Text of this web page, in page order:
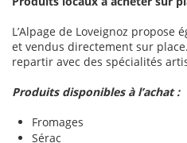
L’Alpage de Loveignoz propose
et vendus directement sur
repartir avec des spécialités
Produits disponibles à l’achat :
Fromages
Sérac